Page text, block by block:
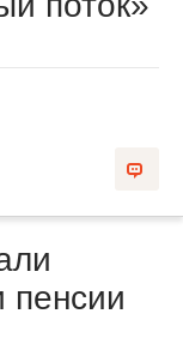
пенсии